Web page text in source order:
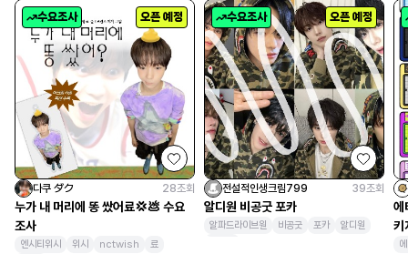
수요조사 오픈 예정
다쿠 ダク 28조회
누가 내 머리에 똥 쌌어료💢💩 수요
조사
엔시티위시 위시 nctwish
료
수요조사 오픈 예정
전설적인생크림799 39조회
알디원 비공굿 포카
알파드라이브원 비공굿 포카
알디원
에
키